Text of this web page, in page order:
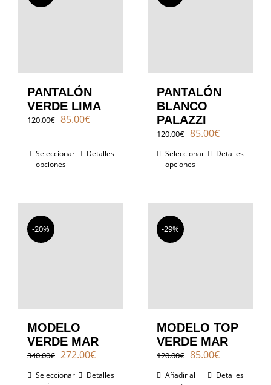
PANTALÓN
VERDE LIMA
120.00€ El
era:
120.00€.
85.00€El
es:
Seleccionar
opciones
Detalles
PANTALÓN
BLANCO
PALAZZI
120.00€ El
original
era:
85.00€El
actual
Seleccionar
opciones
Detalles
-20%
MODELO
VERDE MAR
340.00€ El
original
272.00€El
actual
Seleccionar
Detalles
-29%
MODELO TOP
VERDE MAR
120.00€ El
original
85.00€El
actual
Añadir al
Detalles